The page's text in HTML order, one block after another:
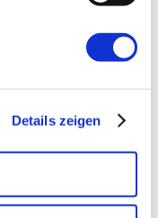
Details zeigen